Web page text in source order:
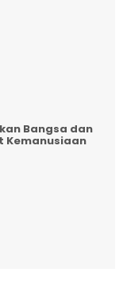
Bangsa dan
Kemanusiaan